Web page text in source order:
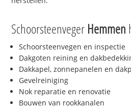
Schoorsteenveger Hemmen
Schoorsteenvegen en inspectie
Dakgoten reining en
Dakkapel, zonnepanelen en
Gevelreiniging
Nok reparatie en renovatie
Bouwen van rookkanalen